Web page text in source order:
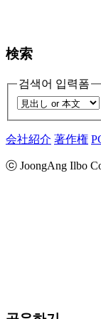
検索
검색어 입력폼
会社紹介 著作権
ⓒ JoongAng Ilbo